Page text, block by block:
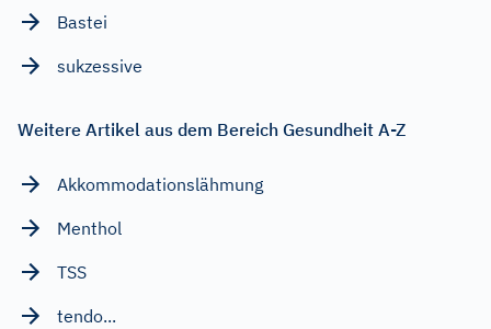
Bastei
sukzessive
Weitere Artikel aus dem Bereich Gesundheit A-Z
Akkommodationslähmung
Menthol
TSS
tendo...